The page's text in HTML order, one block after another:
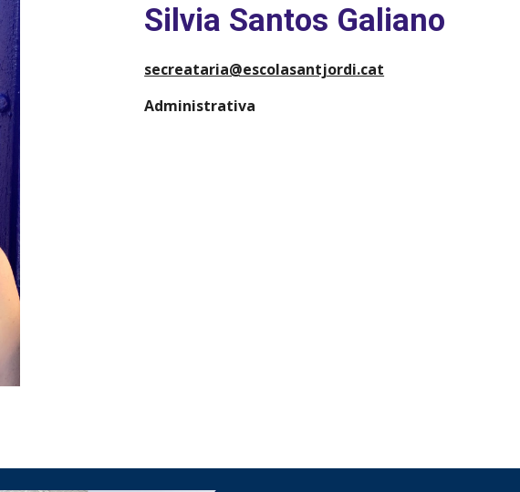
Silvia Santos Galiano
secreataria@escolasantjordi.cat
Administrativa